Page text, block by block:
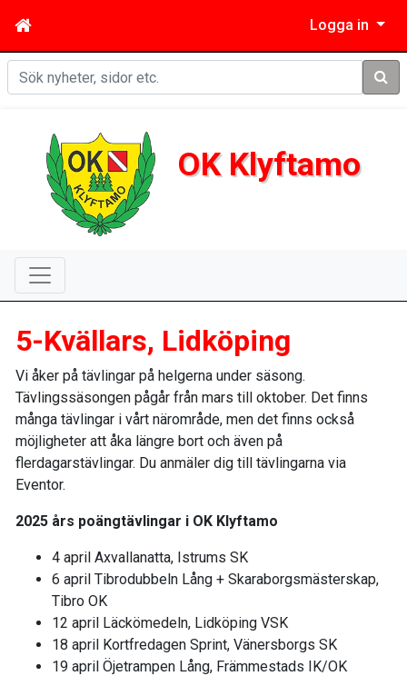
Logga in
Sök
OK Klyftamo
5-Kvällars, Lidköping
Vi åker på tävlingar på helgerna under säsong.
Tävlingssäsongen pågår från mars till oktober. Det finns
många tävlingar i vårt närområde, men det finns också
möjligheter att åka längre bort och även på
flerdagarstävlingar. Du anmäler dig till tävlingarna via
Eventor.
2025 års poängtävlingar i OK Klyftamo
4 april Axvallanatta, Istrums SK
6 april Tibrodubbeln Lång + Skaraborgsmästerskap,
Tibro OK
12 april Läckömedeln, Lidköping VSK
18 april Kortfredagen Sprint, Vänersborgs SK
19 april Öjetrampen Lång, Främmestads IK/OK